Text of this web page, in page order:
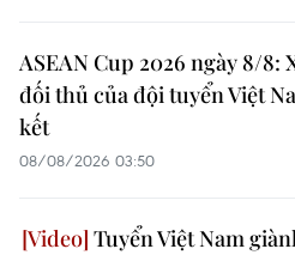
ASEAN Cup 2026 ngày 8/8:
đối thủ của đội tuyển Việt
kết
08/08/2026 03:50
Tuyển Việt Nam